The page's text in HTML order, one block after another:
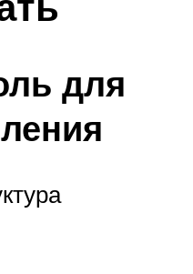
для